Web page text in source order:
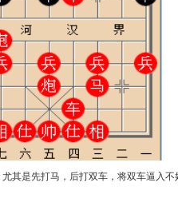
其是先打马，后打双车，将双车逼入